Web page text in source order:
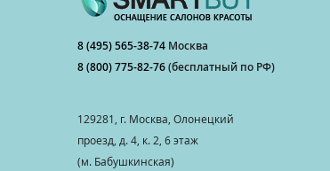
8 (495) 565-38-74 Москва
8 (800) 775-82-76(бесплатный по РФ)
129281, г. Москва, Олонецкий
проезд, д. 4, к. 2, 6 этаж
(м. Бабушкинская)